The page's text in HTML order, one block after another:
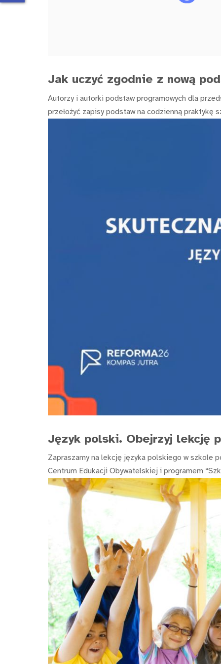
Jak uczyć zgodnie z nową
Autorzy i autorki podstaw programowych dla
przełożyć zapisy podstaw na codzienną praktykę
Język polski. Obejrzyj lekcję
Zapraszamy na lekcję języka polskiego w szkole
Centrum Edukacji Obywatelskiej i programem